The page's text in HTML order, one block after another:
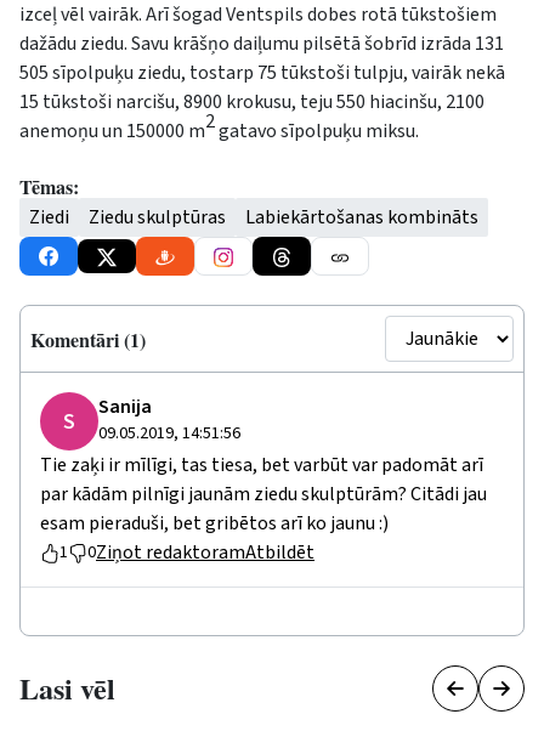
izceļ vēl vairāk. Arī šogad Ventspils dobes rotā tūkstošiem
dažādu ziedu. Savu krāšņo daiļumu pilsētā šobrīd izrāda 131
505 sīpolpuķu ziedu, tostarp 75 tūkstoši tulpju, vairāk nekā
15 tūkstoši narcišu, 8900 krokusu, teju 550 hiacinšu, 2100
anemoņu un 150000 m2gatavo sīpolpuķu miksu.
Tēmas:
Ziedi Ziedu skulptūras Labiekārtošanas kombināts
Komentāri (1)
S Sanija
09.05.2019, 14:51:56
Tie zaķi ir mīlīgi, tas tiesa, bet varbūt var padomāt arī
par kādām pilnīgi jaunām ziedu skulptūrām? Citādi jau
esam pieraduši, bet gribētos arī ko jaunu :)
1 0Ziņot redaktoramAtbildēt
Lasi vēl